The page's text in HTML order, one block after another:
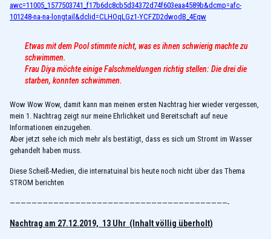
awc=11005_1577503741_f17b6dc8cb5d34372d74f603eaa4589b&dcmp=afc-
101248-na-na-longtail&dclid=CLHOqLGz1-YCFZD2dwodB_4Eqw
Etwas mit dem Pool stimmte nicht, was es ihnen schwierig machte zu
schwimmen.
Frau Diya möchte einige Falschmeldungen richtig stellen: Die drei die
starben, konnten schwimmen.
Wow Wow Wow, damit kann man meinen ersten Nachtrag hier wieder vergessen,
mein 1. Nachtrag zeigt nur meine Ehrlichkeit und Bereitschaft auf neue
Informationen einzugehen.
Aber jetzt sehe ich mich mehr als bestätigt, dass es sich um Stromt im Wasser
gehandelt haben muss.
Diese Scheiß-Medien, die internatuinal bis heute noch nicht über das Thema
STROM berichten
————————————————————————————————————————-
Nachtrag am 27.12.2019, 13 Uhr (Inhalt völlig überholt)